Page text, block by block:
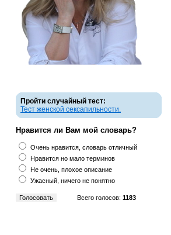
Пройти случайный тест:
Тест женской сексапильности.
Нравится ли Вам мой словарь?
Очень нравится, словарь отличный
Нравится но мало терминов
Не очень, плохое описание
Ужасный, ничего не понятно
Всего голосов: 1183